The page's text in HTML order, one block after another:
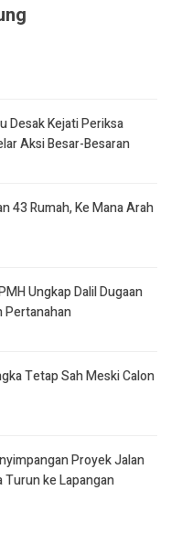
Desak Kejati Periksa
Aksi Besar-Besaran
43 Rumah, Ke Mana Arah
Ungkap Dalil Dugaan
Pertanahan
Tetap Sah Meski Calon
Proyek Jalan
Turun ke Lapangan